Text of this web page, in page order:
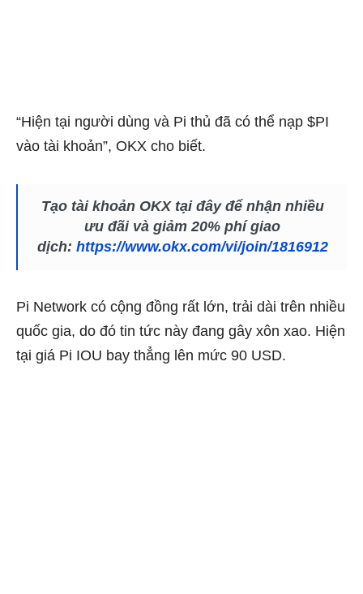
“Hiện tại người dùng và Pi thủ đã có thể nạp $PI
vào tài khoản”, OKX cho biết.
Tạo tài khoản OKX tại đây để nhận nhiều
ưu đãi và giảm 20% phí giao
dịch: https://www.okx.com/vi/join/1816912
Pi Network có cộng đồng rất lớn, trải dài trên nhiều
quốc gia, do đó tin tức này đang gây xôn xao. Hiện
tại giá Pi IOU bay thẳng lên mức 90 USD.